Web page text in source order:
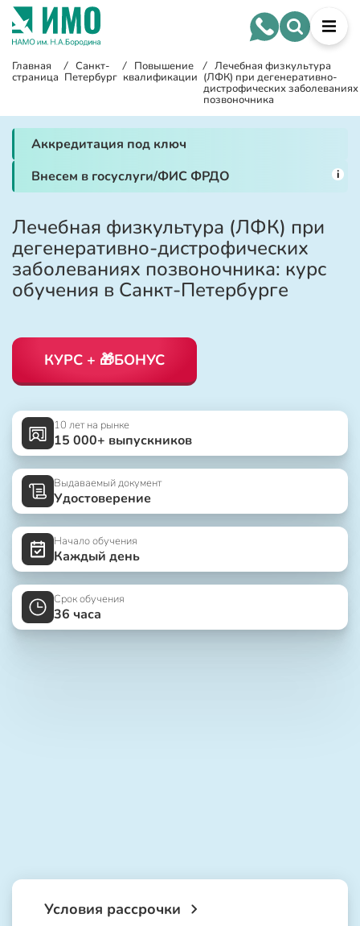
Главная
страница
/ Санкт-
Петербург
/ Повышение
квалификации
/ Лечебная физкультура
(ЛФК) при дегенеративно-
дистрофических заболеваниях
позвоночника
Аккредитация под ключ
Внесем в госуслуги/ФИС ФРДО
i
Лечебная физкультура (ЛФК) при
дегенеративно-дистрофических
заболеваниях позвоночника: курс
обучения в Санкт-Петербурге
КУРС + 🎁БОНУС
10 лет на рынке
15 000+ выпускников
Выдаваемый документ
Удостоверение
Начало обучения
Каждый день
Срок обучения
36 часа
Условия рассрочки